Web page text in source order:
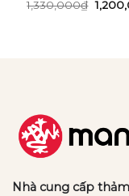
1,330,000₫ Giá
gốc
Nhà cung cấp